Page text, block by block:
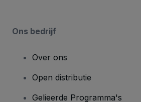
Ons bedrijf
Over ons
Open distributie
Gelieerde Programma's